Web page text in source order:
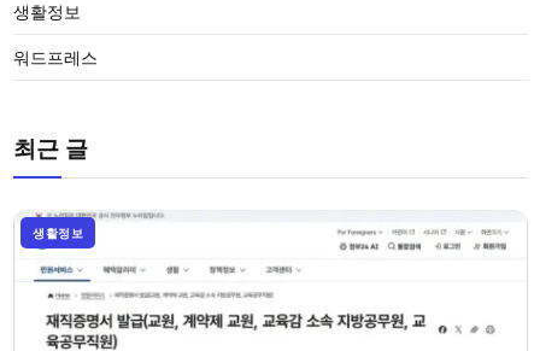
생활정보
워드프레스
최근 글
생활정보